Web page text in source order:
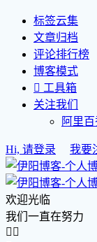
标签云集
文章归档
评论排行榜
博客模式
 工具箱
关注我们
阿里
Hi, 请登录 我要
欢迎光临
我们一直在努力
 